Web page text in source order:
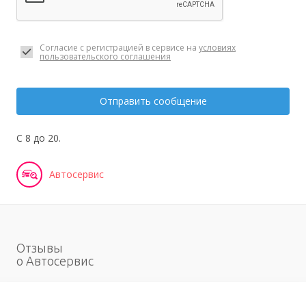
Согласие с регистрацией в сервисе на условиях
пользовательского соглашения
Отправить сообщение
С 8 до 20.
Автосервис
Отзывы
о Автосервис